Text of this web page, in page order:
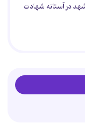
در آستانه شهادت